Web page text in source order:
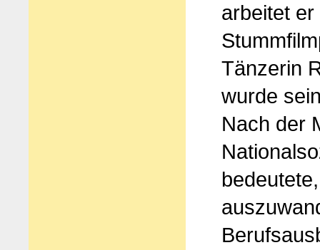
arbeitet
Tänzerin
wurde
Nach der